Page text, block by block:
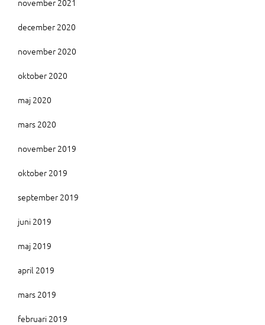
december 2020
november 2020
oktober 2020
maj 2020
mars 2020
november 2019
oktober 2019
september 2019
juni 2019
maj 2019
april 2019
mars 2019
februari 2019